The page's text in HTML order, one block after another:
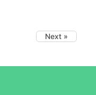
Next »